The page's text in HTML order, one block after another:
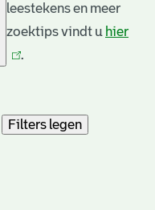
leestekens en meer
zoektips vindt u hier
.
Filters legen